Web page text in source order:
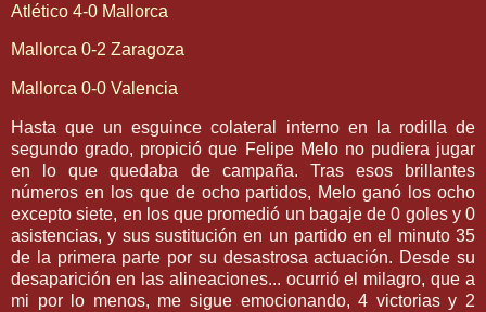
Atlético 4-0 Mallorca
Mallorca 0-2 Zaragoza
Mallorca 0-0 Valencia
Hasta que un esguince colateral interno en la rodilla de
segundo grado, propició que Felipe Melono pudiera jugar
en lo que quedaba de campaña. Tras esos brillantes
números en los que de ocho partidos, Melo ganó los ocho
excepto siete, en los que promedió un bagaje de 0 goles y 0
asistencias, y sus sustitución en un partido en el minuto 35
de la primera parte por su desastrosa actuación. Desde su
desaparición en las alineaciones... ocurrió el milagro, que a
mi por lo menos, me sigue emocionando, 4 victorias y 2